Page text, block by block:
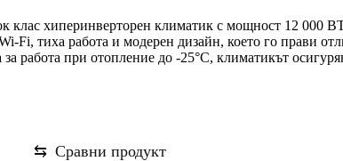
хиперинверторен климатик с мощност 12 000
Fi, тиха работа и модерен дизайн, което го прави
работа при отопление до -25°C, климатикът
⇆ Сравни продукт